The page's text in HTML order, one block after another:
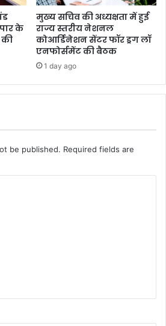
के
की
मुख्य सचिव की अध्यक्षता में हुई
राज्य स्तरीय नेशनल
कोआर्डिनेशन सेंटर फॉर ड्रग लॉ
एनफोर्समेंट की बैठक
1 day ago
be published. Required fields are